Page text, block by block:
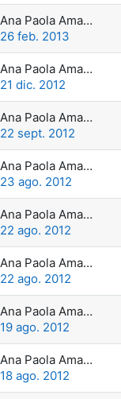
Ana Paola Amadeo
26 feb. 2013
Ana Paola Amadeo
21 dic. 2012
Ana Paola Amadeo
22 sept. 2012
Ana Paola Amadeo
23 ago. 2012
Ana Paola Amadeo
22 ago. 2012
Ana Paola Amadeo
22 ago. 2012
Ana Paola Amadeo
19 ago. 2012
Ana Paola Amadeo
18 ago. 2012